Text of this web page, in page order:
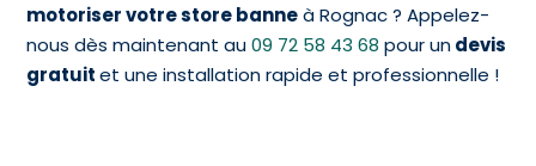
motoriser votre store banneà Rognac ? Appelez-
nous dès maintenant au09 72 58 43 68 pour undevis
gratuitet une installation rapide et professionnelle !